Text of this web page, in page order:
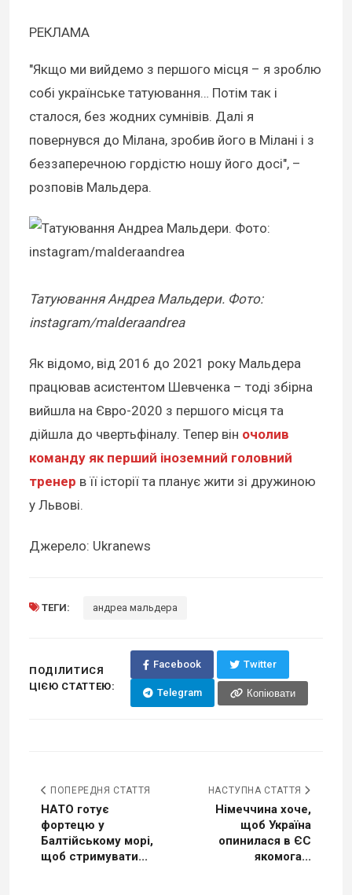
РЕКЛАМА
"Якщо ми вийдемо з першого місця – я зроблю
собі українське татуювання… Потім так і
сталося, без жодних сумнівів. Далі я
повернувся до Мілана, зробив його в Мілані і з
беззаперечною гордістю ношу його досі", –
розповів Мальдера.
Татуювання Андреа Мальдери. Фото:
instagram/malderaandrea
Як відомо, від 2016 до 2021 року Мальдера
працював асистентом Шевченка – тоді збірна
вийшла на Євро-2020 з першого місця та
дійшла до чвертьфіналу. Тепер він очолив
команду як перший іноземний головний
тренер в її історії та планує жити зі дружиною
у Львові.
Джерело: Ukranews
ТЕГИ: андреа мальдера
ПОДІЛИТИСЯ
ЦІЄЮ СТАТТЕЮ:
Facebook Twitter
Telegram Копіювати
ПОПЕРЕДНЯ СТАТТЯ
НАТО готує
фортецю у
Балтійському морі,
щоб стримувати...
НАСТУПНА СТАТТЯ
Німеччина хоче,
щоб Україна
опинилася в ЄС
якомога...